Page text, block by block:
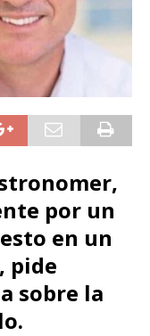
por un
en un
pide
sobre la